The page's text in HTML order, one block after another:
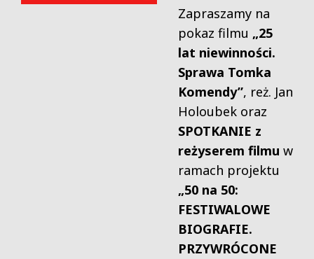
Zapraszamy na
pokaz filmu „25
lat niewinności.
Sprawa Tomka
Komendy”, reż. Jan
Holoubek oraz
SPOTKANIE z
reżyserem filmu w
ramach projektu
„50 na 50:
FESTIWALOWE
BIOGRAFIE.
PRZYWRÓCONE